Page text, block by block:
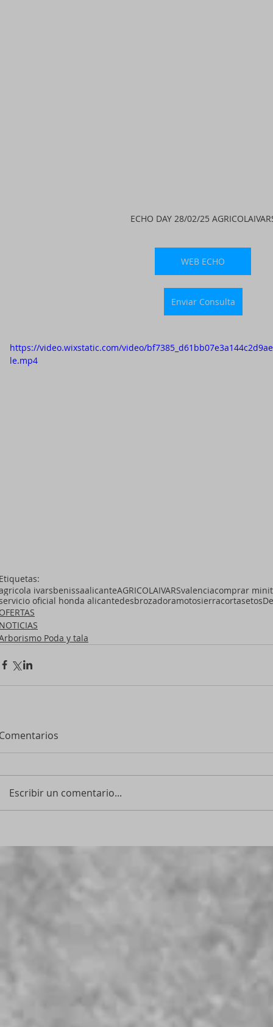
ECHO DAY 28/02/25
WEB ECHO
Enviar Consulta
https://video.wixstatic.com/video/
le.mp4
ivarsbenissaalicanteAGRICOLAIVARSvalenciacomprar
oficial honda alicantedesbrozadoramotosierracortasetos
Poda y tala
Escribir un comentario...